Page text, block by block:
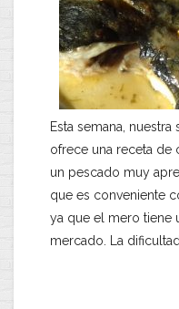
Esta semana,
ofrece una receta de
un pescado muy
que es conveniente
ya que el mero tiene
mercado. La